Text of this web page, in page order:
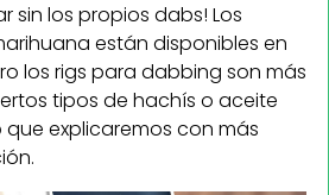
sin los propios dabs! Los
están disponibles en
los rigs para dabbing son más
tipos de hachís o aceite
explicaremos con más